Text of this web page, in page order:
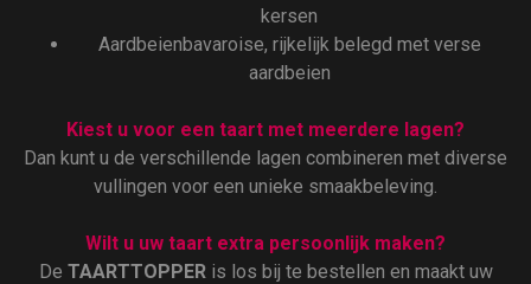
kersen
Aardbeienbavaroise, rijkelijk belegd met verse
aardbeien
Kiest u voor een taart met meerdere lagen?
Dan kunt u de verschillende lagen combineren met diverse
vullingen voor een unieke smaakbeleving.
Wilt u uw taart extra persoonlijk maken?
De TAARTTOPPERis los bij te bestellen en maakt uw